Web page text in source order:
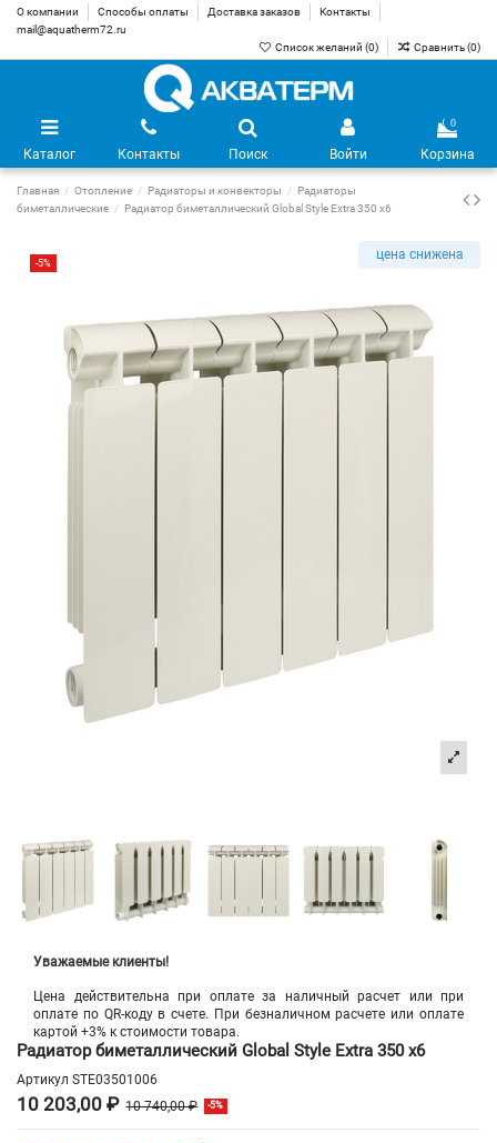
О компании Способы оплаты Доставка заказов
Контакты
mail@aquatherm72.ru
Список желаний (0) Сравнить (0)
Каталог Контакты Поиск Войти
0
Корзина
Главная Отопление Радиаторы и конвекторы
Радиаторы
биметаллические
Радиатор биметаллический Global Style Extra 350 х6
-5%
цена снижена
Уважаемые клиенты!
Цена действительна при оплате за наличный расчет или при
оплате по QR-коду в счете. При безналичном расчете или оплате
картой +3% к стоимости товара.
Радиатор биметаллический Global Style Extra 350 х6
Артикул STE03501006
10 203,00 ₽ 10 740,00 ₽ -5%